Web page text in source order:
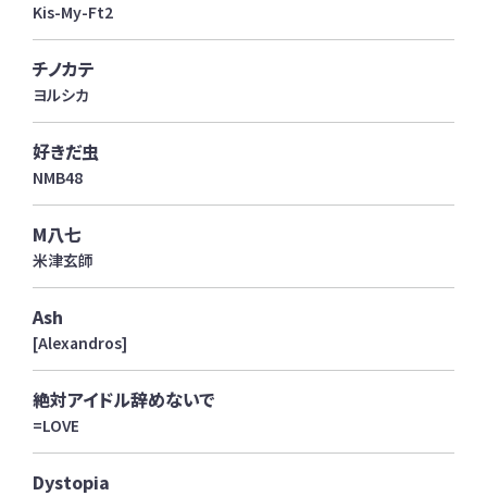
Kis-My-Ft2
チノカテ
ヨルシカ
好きだ虫
NMB48
M八七
米津玄師
Ash
[Alexandros]
絶対アイドル辞めないで
=LOVE
Dystopia